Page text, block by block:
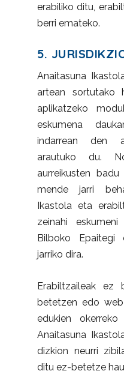
erabiliko ditu,
berri emateko.
5.
Anaitasuna
artean sortutako
aplikatzeko
eskumena
indarrean den
arautuko du.
aurreikusten
mende jarri
Ikastola eta
zeinahi
Bilboko Epaitegi
jarriko dira.
Erabiltzaileak ez
betetzen edo
edukien
Anaitasuna
dizkion neurri
ditu ez-betetze